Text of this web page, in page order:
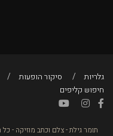
גלריות סיקור הופעות
חיפוש קליפים